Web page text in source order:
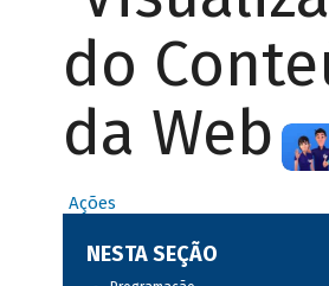
do
da Web
Ações
NESTA SEÇÃO